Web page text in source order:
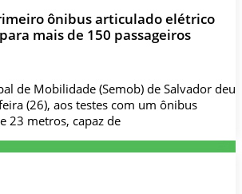
ônibus articulado elétrico
mais de 150 passageiros
de Mobilidade (Semob) de Salvador deu
(26), aos testes com um ônibus
23 metros, capaz de